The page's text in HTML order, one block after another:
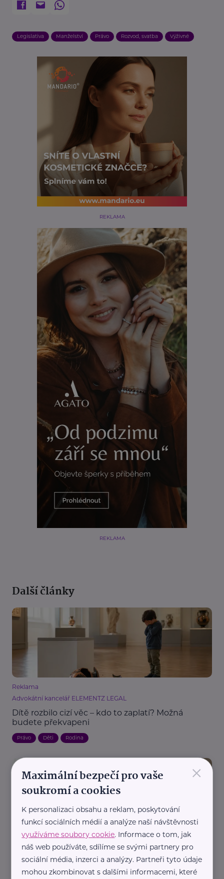
Legislativa Manželství Právo Rozvod, svatba Výživné
REKLAMA
REKLAMA
Další články
Reklama
Advokátní kancelář ELEMENTZ LEGAL
Dítě rozbilo cizí věc – kdo to zaplatí? Možná
budete překvapeni
Právo Děti Rodina
Reklama
Advokátní kancelář ELEMENTZ LEGAL
Otec se nehlásí k dítěti? Jak funguje určení
otcovství soudem
×
Maximální bezpečí pro vaše
soukromí a cookies
K personalizaci obsahu a reklam, poskytování
funkcí sociálních médií a analýze naší návštěvnosti
využíváme soubory cookie. Informace o tom, jak
náš web používáte, sdílíme se svými partnery pro
sociální média, inzerci a analýzy. Partneři tyto údaje
mohou zkombinovat s dalšími informacemi, které